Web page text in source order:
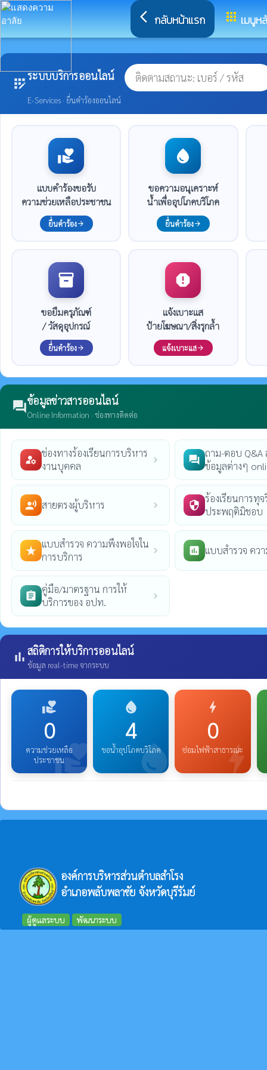
arrow_back_ios กลับหน้าแรก appsเมนูห
app_registration
ระบบบริการออนไลน์
E-Services · ยื่นคำร้องออนไลน์
volunteer_activism
แบบคำร้องขอรับ
ความช่วยเหลือประชาชน
ยื่นคำร้องarrow_forward
water_drop
ขอความอนุเคราะห์
น้ำเพื่ออุปโภคบริโภค
ยื่นคำร้องarrow_forward
inventory_2
ขอยืมครุภัณฑ์
/ วัสดุอุปกรณ์
ยื่นคำร้องarrow_forward
report
แจ้งเบาะแส
ป้ายโฆษณา/สิ่งรุกล้ำ
แจ้งเบาะแสarrow_forward
forumข้อมูลข่าวสารออนไลน์
Online Information · ช่องทางติดต่อ
manage_accounts
ช่องทางร้องเรียนการบริหาร
งานบุคคล
chevron_right question_answer
ถาม-ตอบ Q&A
ข้อมูลต่างๆ
record_voice_over สายตรงผู้บริหาร chevron_right security
ร้องเรียนการทุ
ประพฤติมิชอบ
star_rate
แบบสำรวจ ความพึงพอใจใน
การบริการ
chevron_right poll แบบสำรวจ คว
assignment
คู่มือ/มาตรฐาน การให้
บริการของ อปท.
chevron_right
bar_chart สถิติการให้บริการออนไลน์
ข้อมูล real-time จากระบบ
volunteer_activism
volunteer_activism
0
ความช่วยเหลือ
ประชาชน
water_drop
water_drop
4
ขอน้ำอุปโภคบริโภค bolt
bolt
0
ซ่อมไฟฟ้าสาธารณะ
องค์การบริหารส่วนตำบลสำโรง
อำเภอพลับพลาชัย จังหวัดบุรีรัมย์
ผู้ดูแลระบบ พัฒนาระบบ